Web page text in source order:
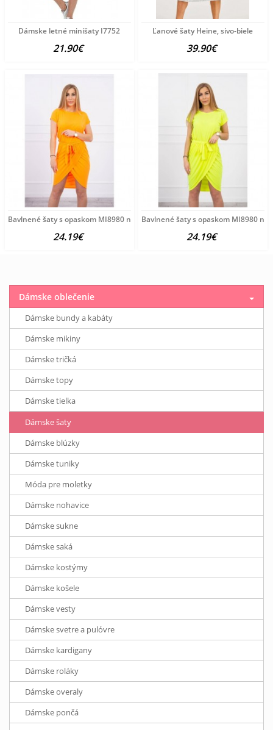
Dámske letné minišaty I7752
21.90€
Ľanové šaty Heine, sivo-biele
39.90€
Bavlnené šaty s opaskom MI8980 neónovo oranžové Univerzálna
24.19€
Bavlnené šaty s opaskom MI8980
24.19€
Dámske oblečenie
Dámske bundy a kabáty
Dámske mikiny
Dámske tričká
Dámske topy
Dámske tielka
Dámske šaty
Dámske blúzky
Dámske tuniky
Móda pre moletky
Dámske nohavice
Dámske sukne
Dámske saká
Dámske kostýmy
Dámske košele
Dámske vesty
Dámske svetre a pulóvre
Dámske kardigany
Dámske roláky
Dámske overaly
Dámske pončá